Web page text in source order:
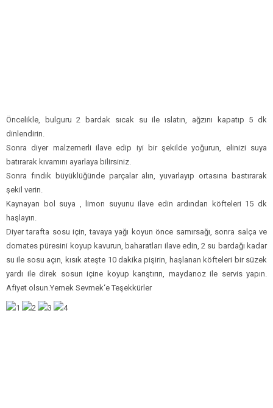
Öncelikle, bulguru 2 bardak sıcak su ile ıslatın, ağzını kapatıp 5 dk
dinlendirin.
Sonra diyer malzemerli ilave edip iyi bir şekilde yoğurun, elinizi suya
batırarak kıvamını ayarlaya bilirsiniz.
Sonra fındık büyüklüğünde parçalar alın, yuvarlayıp ortasına bastırarak
şekil verin.
Kaynayan bol suya , limon suyunu ilave edin ardından köfteleri 15 dk
haşlayın.
Diyer tarafta sosu için, tavaya yağı koyun önce samırsağı, sonra salça ve
domates püresini koyup kavurun, baharatları ilave edin, 2 su bardağı kadar
su ile sosu açın, kısık ateşte 10 dakika pişirin, haşlanan köfteleri bir süzek
yardı ile direk sosun içine koyup karıştırın, maydanoz ile servis yapın.
Afiyet olsun.Yemek Sevmek‘e Teşekkürler